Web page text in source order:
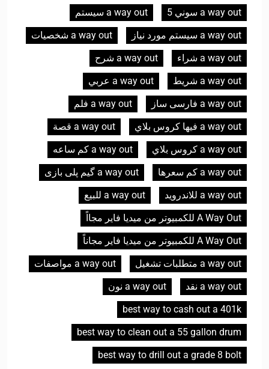
a way out سوني 5
a way out سیستم
a way out سیستم مورد نیاز
a way out شخصيات
a way out شراء
a way out شرح
a way out شريط
a way out عربي
a way out فارسی ساز
a way out فلم
a way out فيها كروس بلاي
a way out قصة
a way out كروس بلاي
a way out كم ساعه
a way out كم سعرها
a way out گیم پلی بازی
a way out للاندرويد
a way out للبيع
A Way Out للكمبيوتر من ميديا فاير مجااً
A Way Out للكمبيوتر من ميديا فاير مجاناً
a way out متطلبات تشغيل
a way out مواصفات
a way out نقد
a way out نون
best way to cash out a 401k
best way to clean out a 55 gallon drum
best way to drill out a grade 8 bolt